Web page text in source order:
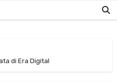
di Era Digital